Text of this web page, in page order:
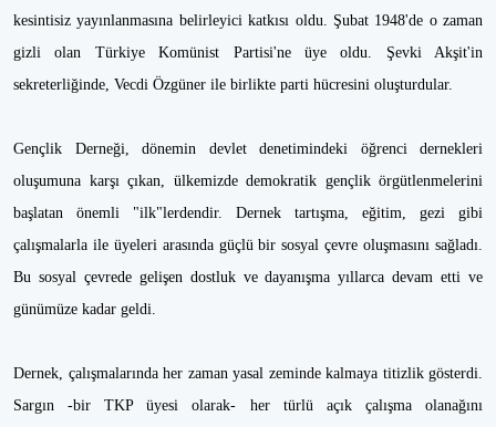
kesintisiz yayınlanmasına belirleyici katkısı oldu. Şubat 1948'de o zaman
gizli olan Türkiye Komünist Partisi'ne üye oldu. Şevki Akşit'in
sekreterliğinde, Vecdi Özgüner ile birlikte parti hücresini oluşturdular.
Gençlik Derneği, dönemin devlet denetimindeki öğrenci dernekleri
oluşumuna karşı çıkan, ülkemizde demokratik gençlik örgütlenmelerini
başlatan önemli "ilk"lerdendir. Dernek tartışma, eğitim, gezi gibi
çalışmalarla ile üyeleri arasında güçlü bir sosyal çevre oluşmasını sağladı.
Bu sosyal çevrede gelişen dostluk ve dayanışma yıllarca devam etti ve
günümüze kadar geldi.
Dernek, çalışmalarında her zaman yasal zeminde kalmaya titizlik gösterdi.
Sargın -bir TKP üyesi olarak- her türlü açık çalışma olanağını